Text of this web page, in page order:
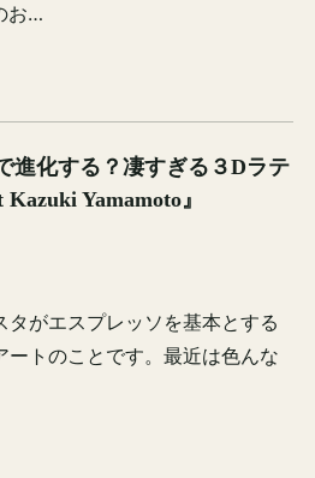
お…
進化する？凄すぎる３Dラテ
Yamamoto』
タがエスプレッソを基本とする
ートのことです。最近は色んな